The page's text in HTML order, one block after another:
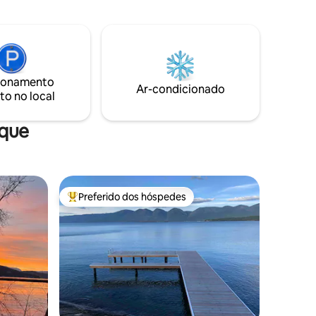
de
arte e outras lojas exclusivas. A piscina do
Chico é ao ar livre, maravilhosamente
limpa, pois a água é fresca todos os dias.
no local
Ar-condicionado
Entre os melhores preferidos dos hóspedes
Preferido dos hóspedes